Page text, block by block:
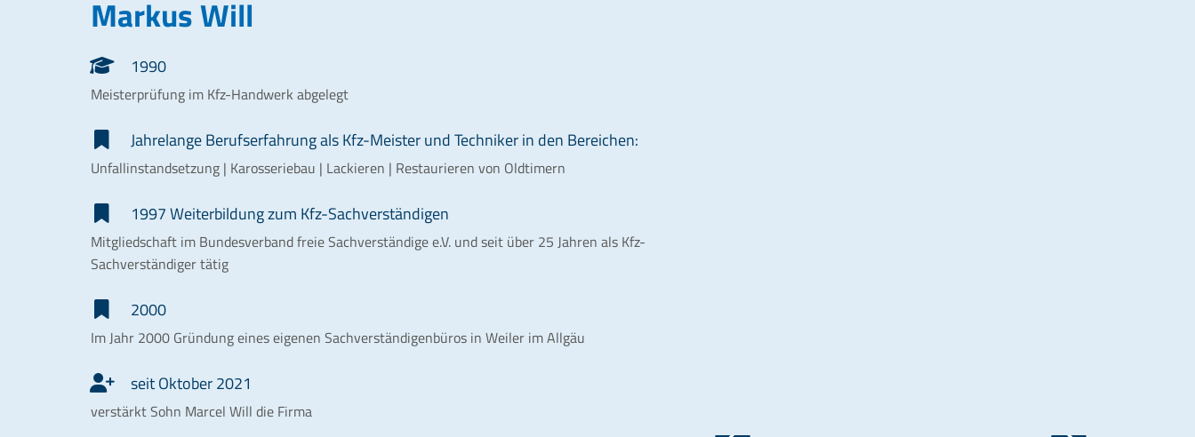
Markus Will
1990
Meisterprüfung im Kfz-Handwerk abgelegt
Jahrelange Berufserfahrung als Kfz-Meister und Techniker in den Bereichen:
Unfallinstandsetzung | Karosseriebau | Lackieren | Restaurieren von Oldtimern
1997 Weiterbildung zum Kfz-Sachverständigen
Mitgliedschaft im Bundesverband freie Sachverständige e.V. und seit über 25 Jahren als Kfz-
Sachverständiger tätig
2000
Im Jahr 2000 Gründung eines eigenen Sachverständigenbüros in Weiler im Allgäu
seit Oktober 2021
verstärkt Sohn Marcel Will die Firma